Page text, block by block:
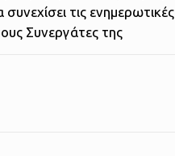
τις
Συνεργάτες της